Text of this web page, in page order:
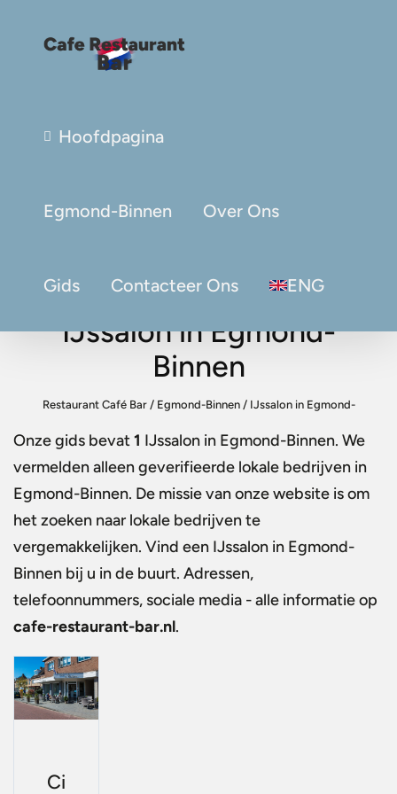
Hoofdpagina
Egmond-Binnen Over Ons
Gids Contacteer Ons ENG
IJssalon in Egmond-
Binnen
Restaurant Café Bar/ Egmond-Binnen/ IJssalon in Egmond-
Onze gids bevat1 IJssalon in Egmond-Binnen. We
vermelden alleen geverifieerde lokale bedrijven in
Egmond-Binnen. De missie van onze website is om
het zoeken naar lokale bedrijven te
vergemakkelijken. Vind een IJssalon in Egmond-
Binnen bij u in de buurt. Adressen,
telefoonnummers, sociale media - alle informatie op
cafe-restaurant-bar.nl.
Ci